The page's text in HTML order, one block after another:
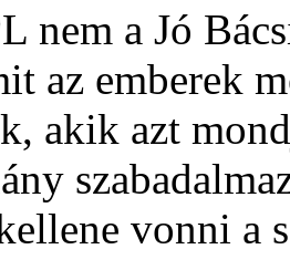
nem a Jó
az emberek
akik azt
vonni a